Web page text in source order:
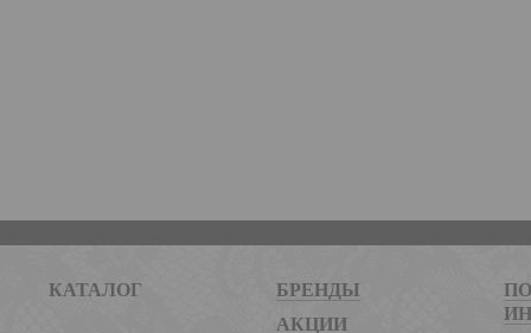
КАТАЛОГ
БРЕНДЫ
АКЦИИ